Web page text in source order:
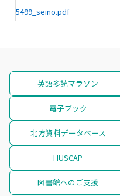
5499_seino.pdf
英語多読マラソン
電子ブック
北方資料データベース
HUSCAP
図書館へのご支援